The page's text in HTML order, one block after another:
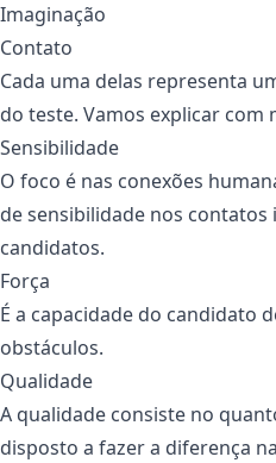
Imaginação
Contato
Cada uma delas representa
do teste. Vamos explicar com
Sensibilidade
O foco é nas conexões
de sensibilidade nos contatos
candidatos.
Força
É a capacidade do candidato
obstáculos.
Qualidade
A qualidade consiste no
disposto a fazer a diferença